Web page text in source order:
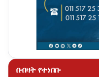
በብዛት የተነበቡ